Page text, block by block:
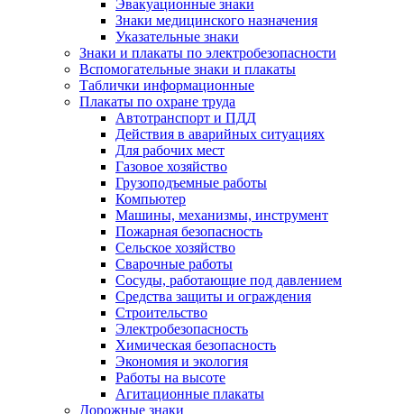
Эвакуационные знаки
Знаки медицинского назначения
Указательные знаки
Знаки и плакаты по электробезопасности
Вспомогательные знаки и плакаты
Таблички информационные
Плакаты по охране труда
Автотранспорт и ПДД
Действия в аварийных ситуациях
Для рабочих мест
Газовое хозяйство
Грузоподъемные работы
Компьютер
Машины, механизмы, инструмент
Пожарная безопасность
Сельское хозяйство
Сварочные работы
Сосуды, работающие под давлением
Средства защиты и ограждения
Строительство
Электробезопасность
Химическая безопасность
Экономия и экология
Работы на высоте
Агитационные плакаты
Дорожные знаки